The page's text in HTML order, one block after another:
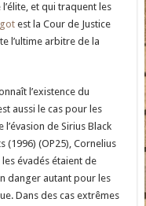
et qui traquent les
est la Cour de Justice
l’ultime arbitre de la
l’existence du
aussi le cas pour les
de Sirius Black
(1996) (OP25), Cornelius
évadés étaient de
danger autant pour les
Dans des cas extrêmes